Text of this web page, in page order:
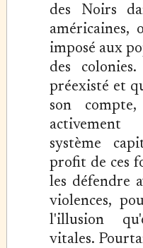
des Noirs
imposé aux
des
préexisté et
son
activement
système
profit de ces
les défendre
violences,
l'illusion
vitales.